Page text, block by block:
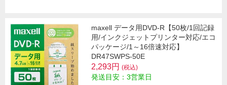
maxell データ用DVD-R【50枚/1回記録
用/インクジェットプリンター対応/エコ
パッケージ/1～16倍速対応】
DR47SWPS-50E
2,293円 (税込)
発送目安：3営業日